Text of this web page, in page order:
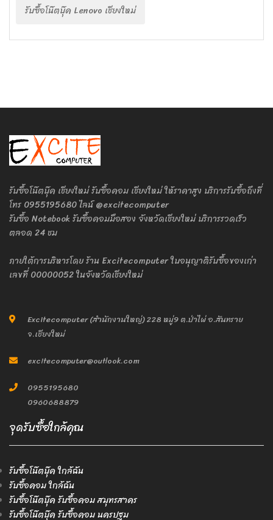
รับซื้อโน๊ตบุ๊ค Lenovo เชียงใหม่
รับซื้อโน๊ตบุ๊ค เชียงใหม่ รับซื้อคอม เชียงใหม่ ให้ราคาสูง บริการรับซื้อถึงที่
โทร 0955195680 ไลน์ @excitecomputer
รับซื้อ Notebook รับซื้อคอมมือสอง จังหวัดเชียงใหม่ บริการรวดเร็ว
ตลอด 24 ชม
ภายใต้การบริหารโดย ร้าน Excitecomputer ใบอนุญาติรับซื้อของเก่า
เลขที่ 00000052 ในจังหวัดเชียงใหม่
Excitecomputer (สำนักงานใหญ่) 228 หมู่9 ต.ป่าไผ่ อ.สันทราย
จ.เชียงใหม่
excitecomputer@outlook.com
0955195680
0960688879
จุดรับซื้อใกล้คุณ
รับซื้อโน๊ตบุ๊ค ใกล้ฉัน
รับซื้อคอม ใกล้ฉัน
รับซื้อโน๊ตบุ๊ค รับซื้อคอม สมุทรสาคร
รับซื้อโน๊ตบุ๊ค รับซื้อคอม นครปฐม